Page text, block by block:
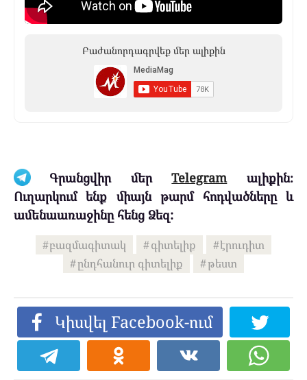
Բաժանորդագրվեք մեր ալիքին
Գրանցվիր մերTelegramալիքին։
Ուղարկում ենք միայն թարմ հոդվածները և
ամենաառաջինը հենց Ձեզ:
բազմագիտակ գիտելիք
էրուդիտ
ընդհանուր գիտելիք
թեստ
Կիսվել Facebook-ում